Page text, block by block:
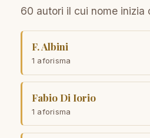
60 autori il cui nome inizia
F. Albini
1 aforisma
Fabio Di Iorio
1 aforisma